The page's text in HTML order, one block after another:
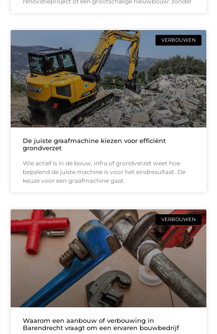
VERBOUWEN
De juiste graafmachine kiezen voor efficiënt
grondverzet
Wie actief is in de bouw, infra of grondverzet weet hoe
bepalend de juiste machine is voor het eindresultaat. De
keuze voor een graafmachine gaat
VERBOUWEN
Waarom een aanbouw of verbouwing in
Barendrecht vraagt om een ervaren bouwbedrijf